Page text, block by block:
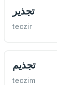
تجذير
teczir
تجذيم
teczim